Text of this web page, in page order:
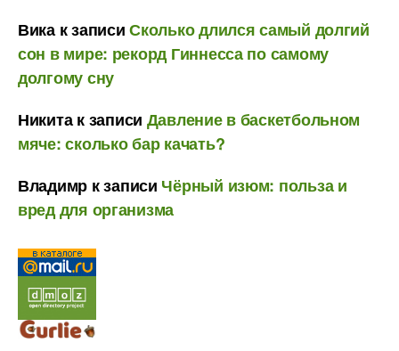
Викак записиСколько длился самый долгий
сон в мире: рекорд Гиннесса по самому
долгому сну
Никитак записи Давление в баскетбольном
мяче: сколько бар качать?
Владимр к записи Чёрный изюм: польза и
вред для организма